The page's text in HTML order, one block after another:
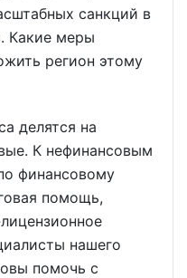
санкций в
Какие меры
регион этому
делятся на
К нефинансовым
финансовому
помощь,
нашего
помочь с